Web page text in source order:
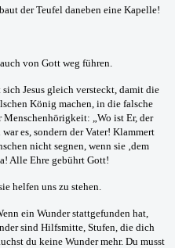
der Teufel daneben eine Kapelle!
von Gott weg führen.
sich Jesus gleich versteckt, damit die
König machen, in die falsche
„Wo ist Er, der
es, sondern der Vater! Klammert
nicht segnen, wenn sie ‚dem
Alle Ehre gebührt Gott!
helfen uns zu stehen.
ein Wunder stattgefunden hat,
sind Hilfsmitte, Stufen, die dich
du keine Wunder mehr. Du musst